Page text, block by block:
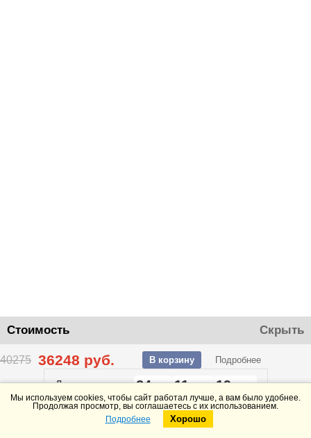
Стоимость Скрыть
40275 36248 руб. В корзину Подробнее
До конца акции24 11 19
Telegram
Мы используем cookies, чтобы сайт работал лучше, а вам было удобнее.
Продолжая просмотр, вы соглашаетесь с их использованием.
Подробнее
Хорошо